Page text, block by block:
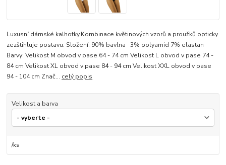
Luxusní dámské kalhotky.Kombinace květinových vzorů a proužků opticky
zezštihluje postavu. Složení: 90% bavlna 3% polyamid 7% elastan
Barvy: Velikost M obvod v pase 64 - 74 cm Velikost L obvod v pase 74 -
84 cm Velikost XL obvod v pase 84 - 94 cm Velikost XXL obvod v pase
94 - 104 cm Znač... celý popis
Velikost a barva
/ks